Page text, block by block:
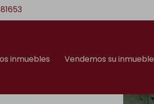
inmuebles Vendemos su inmueble